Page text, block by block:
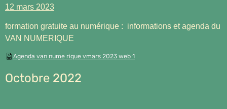
12 mars 2023
formation gratuite au numérique : informations et agenda du
VAN NUMERIQUE
Agenda van nume rique vmars 2023 web 1
Octobre 2022